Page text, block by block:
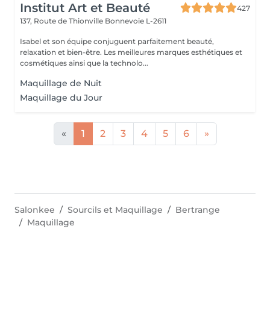
Institut Art et Beauté
427
137, Route de Thionville Bonnevoie L-2611
Isabel et son équipe conjuguent parfaitement beauté,
relaxation et bien-être. Les meilleures marques esthétiques et
cosmétiques ainsi que la technolo...
Maquillage de Nuit
Maquillage du Jour
« 1 2 3 4 5 6 »
Salonkee Sourcils et Maquillage
Bertrange
Maquillage